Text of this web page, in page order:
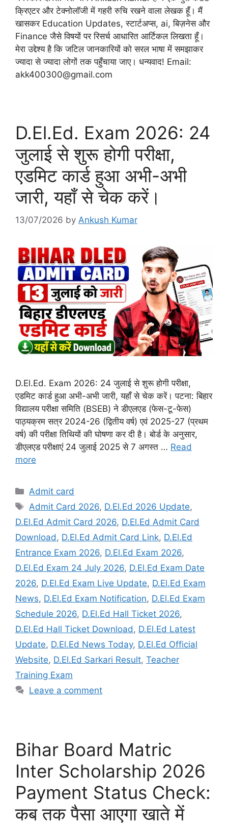
क्रिएटर और टेक्नोलॉजी में गहरी रुचि रखने वाला लेखक हूँ। मैं
खासकर Education Updates, स्टार्टअप्स, ai, बिज़नेस और
Finance जैसे विषयों पर रिसर्च आधारित आर्टिकल लिखता हूँ।
मेरा उद्देश्य है कि जटिल जानकारियों को सरल भाषा में समझाकर
ज्यादा से ज्यादा लोगों तक पहुँचाया जाए। धन्यवाद! Email:
akk400300@gmail.com
D.El.Ed. Exam 2026: 24
जुलाई से शुरू होगी परीक्षा,
एडमिट कार्ड हुआ अभी-अभी
जारी, यहाँ से चेक करें।
13/07/2026 by Ankush Kumar
D.El.Ed. Exam 2026: 24 जुलाई से शुरू होगी परीक्षा,
एडमिट कार्ड हुआ अभी-अभी जारी, यहाँ से चेक करें। पटना: बिहार
विद्यालय परीक्षा समिति (BSEB) ने डीएलएड (फेस-टू-फेस)
पाठ्यक्रम सत्र 2024-26 (द्वितीय वर्ष) एवं 2025-27 (प्रथम
वर्ष) की परीक्षा तिथियों की घोषणा कर दी है। बोर्ड के अनुसार,
डीएलएड परीक्षाएं 24 जुलाई 2025 से 7 अगस्त … Read
more
Categories
Admit card
Tags
Admit Card 2026, D.El.Ed 2026 Update,
D.El.Ed Admit Card 2026, D.El.Ed Admit Card
Download , D.El.Ed Admit Card Link, D.El.Ed
Entrance Exam 2026, D.El.Ed Exam 2026,
D.El.Ed Exam 24 July 2026, D.El.Ed Exam Date
2026, D.El.Ed Exam Live Update, D.El.Ed Exam
News, D.El.Ed Exam Notification, D.El.Ed Exam
Schedule 2026, D.El.Ed Hall Ticket 2026,
D.El.Ed Hall Ticket Download , D.El.Ed Latest
Update, D.El.Ed News Today, D.El.Ed Official
Website, D.El.Ed Sarkari Result, Teacher
Training Exam
Leave a comment
Bihar Board Matric
Inter Scholarship 2026
Payment Status Check:
कब तक पैसा आएगा खाते में